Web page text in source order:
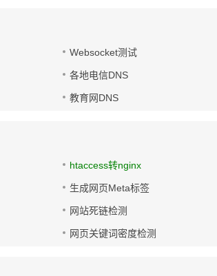
Websocket测试
各地电信DNS
教育网DNS
htaccess转nginx
生成网页Meta标签
网站死链检测
网页关键词密度检测